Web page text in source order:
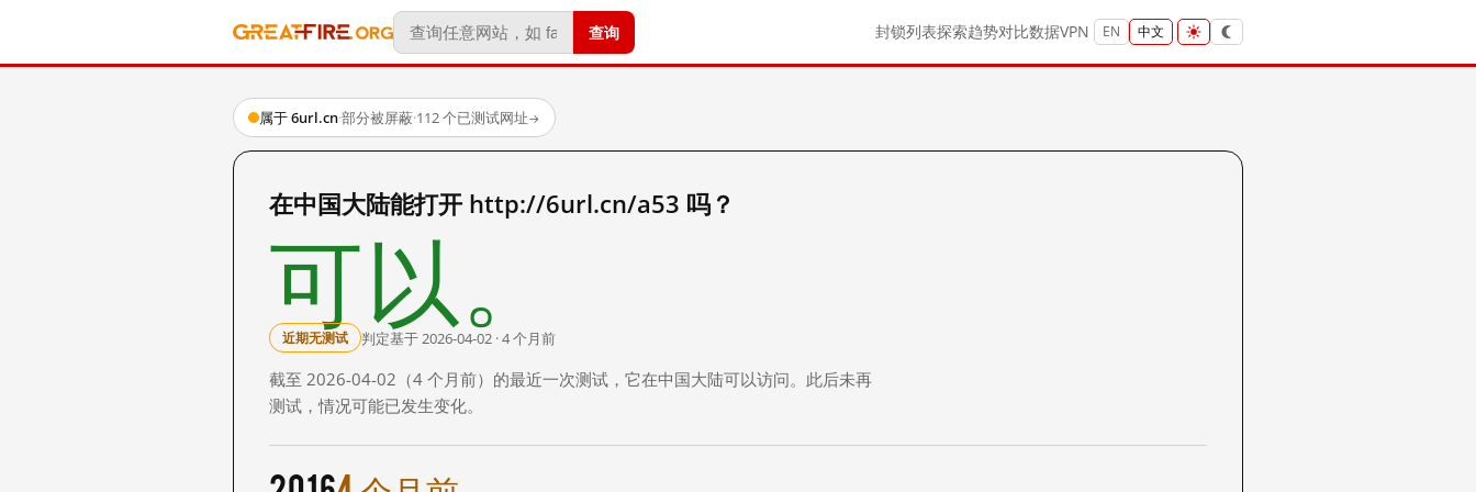
查询 封锁列表探索趋势对比数据VPN EN 中文
属于 6url.cn·部分被屏蔽·112 个已测试网址→
在中国大陆能打开 http://6url.cn/a53 吗？
可以。
近期无测试 判定基于 2026-04-02 · 4 个月前
截至 2026-04-02（4 个月前）的最近一次测试，它在中国大陆可以访问。此后未再
测试，情况可能已发生变化。